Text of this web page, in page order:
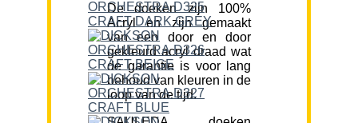
De doeken zijn 100%
Acryl en zijn gemaakt
van een door en door
gekleurd acryl draad wat
de garantie is voor lang
behoud van kleuren in de
loop van de tijd.